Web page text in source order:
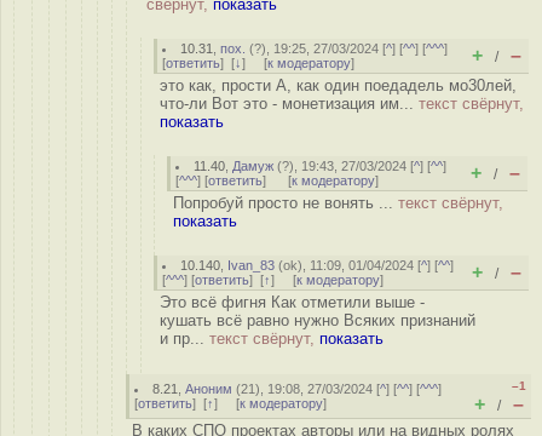
свёрнут, показать
10.31 ,пох. (?), 19:25, 27/03/2024 [^] [^^] [^^^]
[ответить] [↓] [к модератору] + / –
это как, прости А, как один поедадель мо30лей,
что-ли Вот это - монетизация им... текст свёрнут,
показать
11.40 Дамуж (?), 19:43, 27/03/2024 [^] [^^]
[^^^] [ответить] [к модератору] + / –
Попробуй просто не вонять ... текст свёрнут,
показать
10.140 Ivan_83 (ok), 11:09, 01/04/2024 [^] [^^]
[^^^] [ответить] [↑] [к модератору] + / –
Это всё фигня Как отметили выше -
кушать всё равно нужно Всяких признаний
и пр... текст свёрнут, показать
8.21 ,Аноним (21), 19:08, 27/03/2024 [^] [^^] [^^^]
[ответить] [↑] [к модератору]
–1
+ / –
В каких СПО проектах авторы или на видных ролях